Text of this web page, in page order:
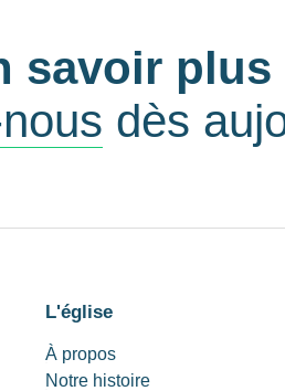
savoir plus
dès
L'église
À propos
Notre histoire